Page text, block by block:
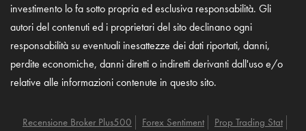
investimento lo fa sotto propria ed esclusiva responsabilità. Gli
autori del contenuti ed i proprietari del sito declinano ogni
responsabilità su eventuali inesattezze dei dati riportati, danni,
perdite economiche, danni diretti o indiretti derivanti dall'uso e/o
relative alle informazioni contenute in questo sito.
Recensione Broker Plus500 Forex Sentiment
Prop Trading Stat